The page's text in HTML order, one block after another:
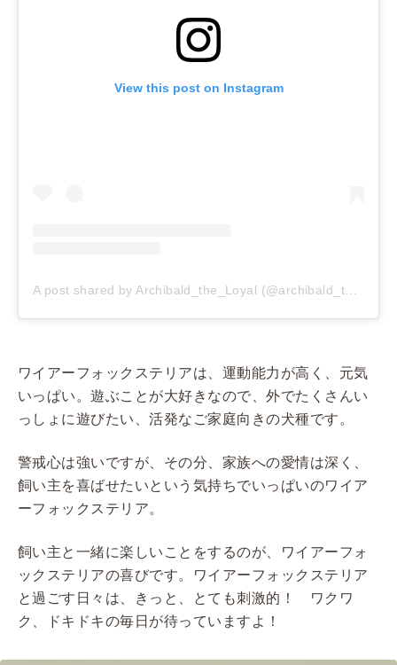
View this post on Instagram
ワイアーフォックステリアは、運動能力が高く、元気
いっぱい。遊ぶことが大好きなので、外でたくさんい
っしょに遊びたい、活発なご家庭向きの犬種です。
警戒心は強いですが、その分、家族への愛情は深く、
飼い主を喜ばせたいという気持ちでいっぱいのワイア
ーフォックステリア。
飼い主と一緒に楽しいことをするのが、ワイアーフォ
ックステリアの喜びです。ワイアーフォックステリア
と過ごす日々は、きっと、とても刺激的！ ワクワ
ク、ドキドキの毎日が待っていますよ！